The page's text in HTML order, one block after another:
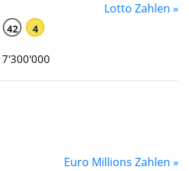
Lotto Zahlen »
42 4
Euro Millions Zahlen »